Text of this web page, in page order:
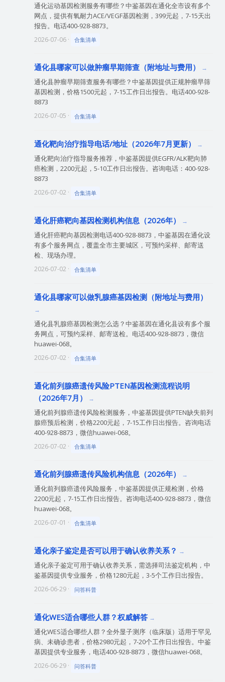
通化运动基因检测服务有哪些？中鉴基因在通化全市设有多个
网点，提供有氧耐力ACE/VEGF基因检测，399元起，7-15天出
报告。电话400-928-8873。
2026-07-06 · 合集清单
通化县哪家可以做肿瘤早期筛查（附地址与费用）
通化县肿瘤早期筛查服务有哪些？中鉴基因提供正规肿瘤早筛
基因检测，价格1500元起，7-15工作日出报告。电话400-928-
8873
2026-07-05 · 合集清单
通化靶向治疗指导电话/地址（2026年7月更新）
通化靶向治疗指导服务推荐，中鉴基因提供EGFR/ALK靶向肺
癌检测，2200元起，5-10工作日出报告。咨询电话：400-928-
8873
2026-07-02 · 合集清单
通化肝癌靶向基因检测机构信息（2026年）
通化肝癌靶向基因检测电话400-928-8873，中鉴基因在通化设
有多个服务网点，覆盖全市主要城区，可预约采样、邮寄送
检、现场办理。
2026-07-02 · 合集清单
通化县哪家可以做乳腺癌基因检测（附地址与费用）
通化县乳腺癌基因检测怎么选？中鉴基因在通化县设有多个服
务网点，可预约采样、邮寄送检。电话400-928-8873，微信
huawei-068。
2026-07-02 · 合集清单
通化前列腺癌遗传风险PTEN基因检测流程说明
（2026年7月）
通化前列腺癌遗传风险检测服务，中鉴基因提供PTEN缺失前列
腺癌预后检测，价格2200元起，7-15工作日出报告。咨询电话
400-928-8873，微信huawei-068。
2026-07-02 · 合集清单
通化前列腺癌遗传风险机构信息（2026年）
通化前列腺癌遗传风险服务，中鉴基因提供正规检测，价格
2200元起，7-15工作日出报告。咨询电话400-928-8873，微信
huawei-068。
2026-07-01 · 合集清单
通化亲子鉴定是否可以用于确认收养关系？
通化亲子鉴定可用于确认收养关系，需选择司法鉴定机构，中
鉴基因提供专业服务，价格1280元起，3-5个工作日出报告。
2026-06-29 · 问答科普
通化WES适合哪些人群？权威解答
通化WES适合哪些人群？全外显子测序（临床版）适用于罕见
病、未确诊患者，价格2980元起，7-20个工作日出报告。中鉴
基因提供专业服务，电话400-928-8873，微信huawei-068。
2026-06-29 · 问答科普